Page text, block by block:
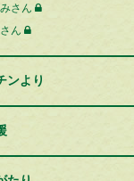
さん
ん
ンより